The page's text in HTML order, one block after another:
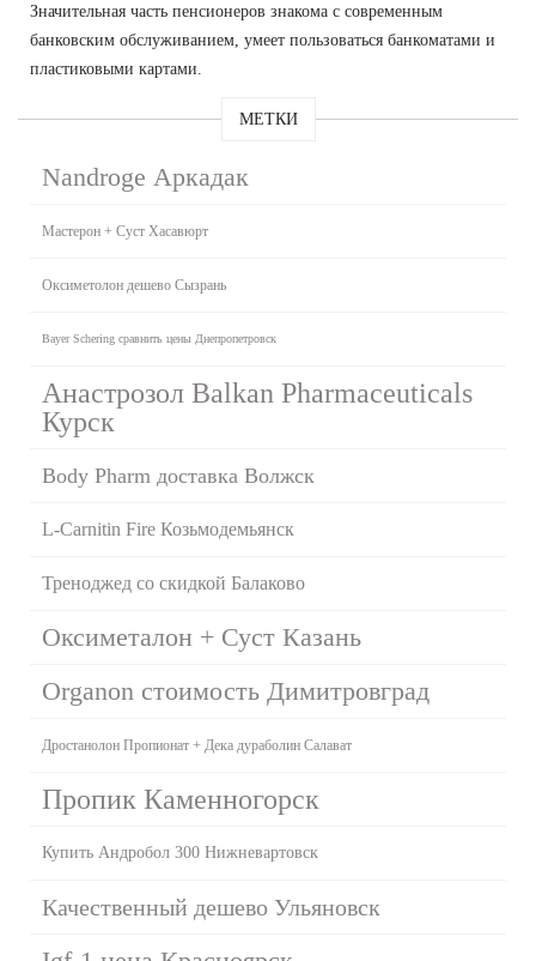
Значительная часть пенсионеров знакома с современным
банковским обслуживанием, умеет пользоваться банкоматами и
пластиковыми картами.
МЕТКИ
Nandroge Аркадак
Мастерон + Суст Хасавюрт
Оксиметолон дешево Сызрань
Bayer Schering сравнить цены Днепропетровск
Анастрозол Balkan Pharmaceuticals
Курск
Body Pharm доставка Волжск
L-Carnitin Fire Козьмодемьянск
Треноджед со скидкой Балаково
Оксиметалон + Суст Казань
Organon стоимость Димитровград
Дростанолон Пропионат + Дека дураболин Салават
Пропик Каменногорск
Купить Андробол 300 Нижневартовск
Качественный дешево Ульяновск